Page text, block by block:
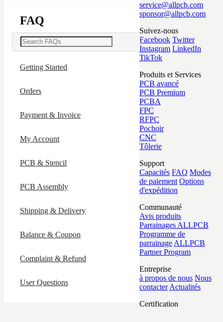
FAQ
Getting Started
Orders
Payment & Invoice
My Account
PCB & Stencil
PCB Assembly
Shipping & Delivery
Balance & Coupon
Complaint & Refund
User Questions
service@allpcb.com
sponsor@allpcb.com
Suivez-nous
Facebook Twitter
Instagram LinkedIn
TikTok
Produits et Services
PCB avancé
PCB Premium
PCBA
FPC
RFPC
Pochoir
CNC
Tôlerie
Support
Capacités FAQ Modes
de paiement Options
d'expédition
Communauté
Avis produits
Parrainages ALLPCB
Programme de
parrainage ALLPCB
Partner Program
Entreprise
à propos de nous Nous
contacter Actualités
Certification